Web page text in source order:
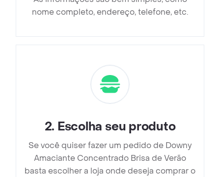
nome completo, endereço, telefone, etc.
2. Escolha seu produto
Se você quiser fazer um pedido de Downy
Amaciante Concentrado Brisa de Verão
basta escolher a loja onde deseja comprar o